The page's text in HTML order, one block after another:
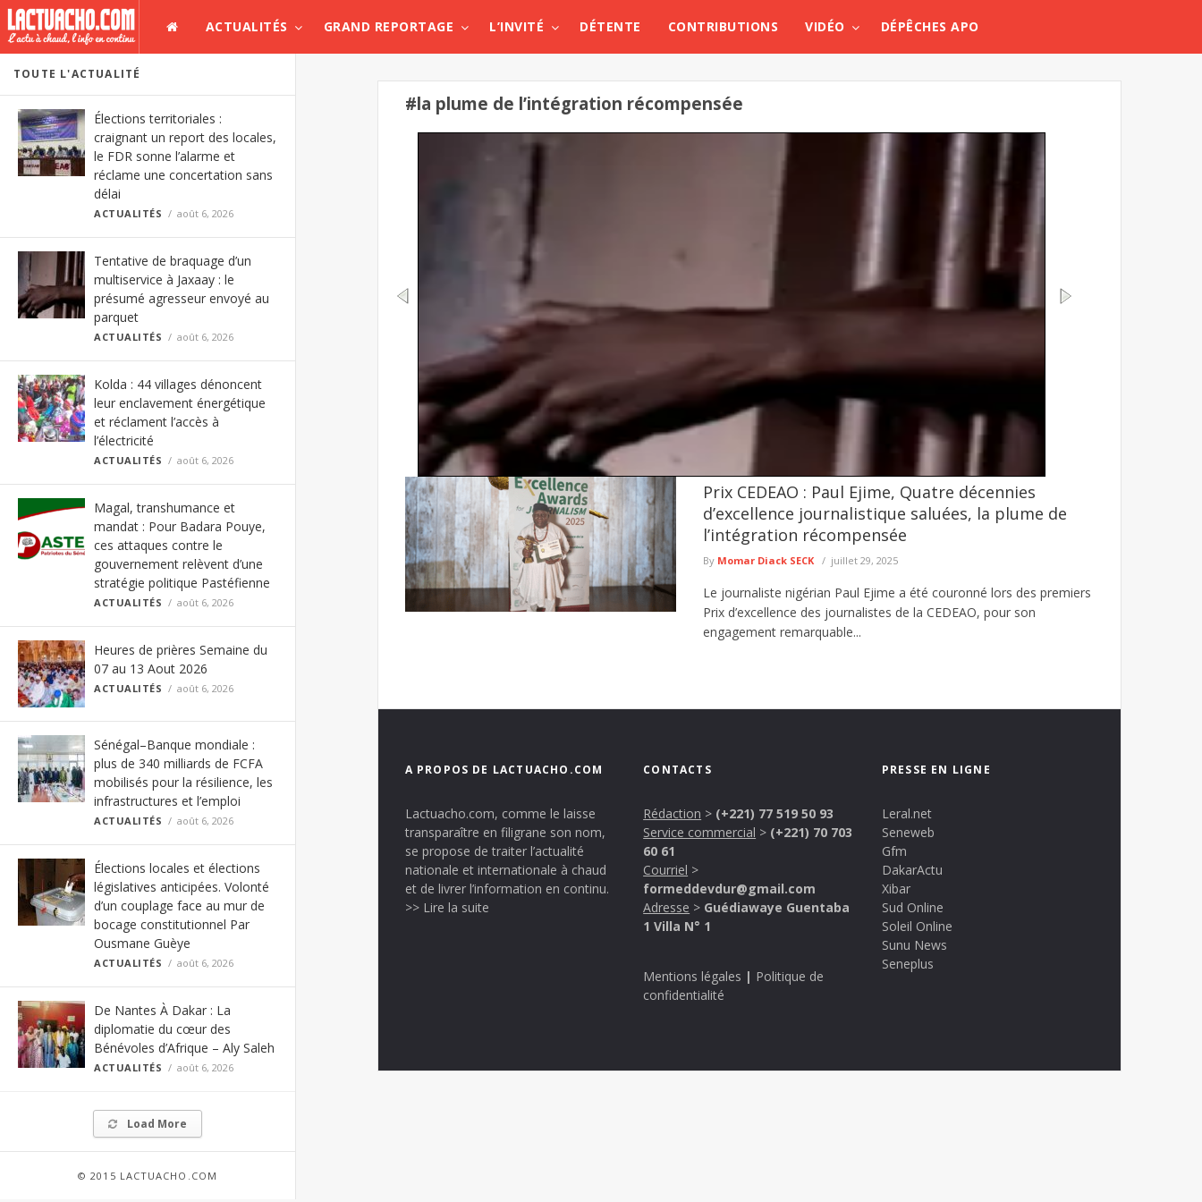
ACTUALITÉS GRAND REPORTAGE L’INVITÉ DÉTENTE CONTRIBUTIONS VIDÉO DÉPÊCHES APO
TOUTE L'ACTUALITÉ
Élections territoriales :
craignant un report des locales,
le FDR sonne l’alarme et
réclame une concertation sans
délai
ACTUALITÉS août 6, 2026
Tentative de braquage d’un
multiservice à Jaxaay : le
présumé agresseur envoyé au
parquet
ACTUALITÉS août 6, 2026
Kolda : 44 villages dénoncent
leur enclavement énergétique
et réclament l’accès à
l’électricité
ACTUALITÉS août 6, 2026
Magal, transhumance et
mandat : Pour Badara Pouye,
ces attaques contre le
gouvernement relèvent d’une
stratégie politique Pastéfienne
ACTUALITÉS août 6, 2026
Heures de prières Semaine du
07 au 13 Aout 2026
ACTUALITÉS août 6, 2026
Sénégal–Banque mondiale :
plus de 340 milliards de FCFA
mobilisés pour la résilience, les
infrastructures et l’emploi
ACTUALITÉS août 6, 2026
Élections locales et élections
législatives anticipées. Volonté
d’un couplage face au mur de
bocage constitutionnel Par
Ousmane Guèye
ACTUALITÉS août 6, 2026
De Nantes À Dakar : La
diplomatie du cœur des
Bénévoles d’Afrique – Aly Saleh
ACTUALITÉS août 6, 2026
Load More
© 2015 LACTUACHO.COM
#la plume de l’intégration récompensée
Tentative de braquage d’un multiservice à Jaxaay : le présumé agresseur envoyé au parquet
Le Commissariat d’arrondissement de Jaxaay a annoncé le défèrement au parquet d’un individu mis en cause dans une affaire
de ...
lire plus
Prix CEDEAO : Paul Ejime, Quatre décennies
d’excellence journalistique saluées, la plume de
l’intégration récompensée
By Momar Diack SECK juillet 29, 2025
Le journaliste nigérian Paul Ejime a été couronné lors des premiers
Prix d’excellence des journalistes de la CEDEAO, pour son
engagement remarquable...
A PROPOS DE LACTUACHO.COM
Lactuacho.com, comme le laisse
transparaître en filigrane son nom,
se propose de traiter l’actualité
nationale et internationale à chaud
et de livrer l’information en continu.
>> Lire la suite
CONTACTS
Rédaction > (+221) 77 519 50 93
Service commercial > (+221) 70 703
60 61
Courriel >
formeddevdur@gmail.com
Adresse > Guédiawaye Guentaba
1 Villa N° 1
Mentions légales | Politique de
confidentialité
PRESSE EN LIGNE
Leral.net
Seneweb
Gfm
DakarActu
Xibar
Sud Online
Soleil Online
Sunu News
Seneplus